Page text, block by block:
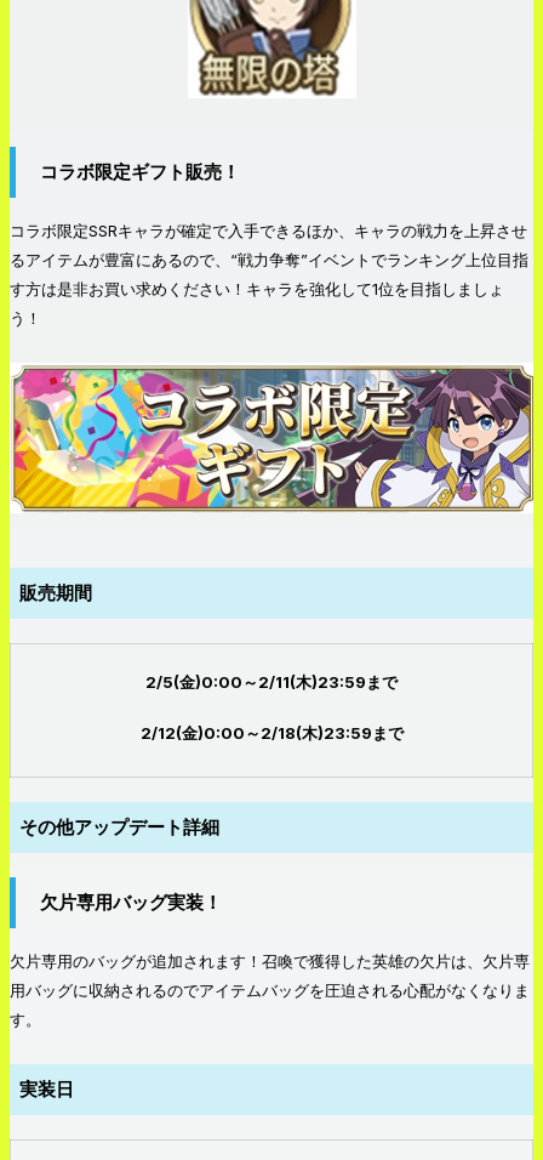
コラボ限定ギフト販売！
コラボ限定SSRキャラが確定で入手できるほか、キャラの戦力を上昇させ
るアイテムが豊富にあるので、“戦力争奪”イベントでランキング上位目指
す方は是非お買い求めください！キャラを強化して1位を目指しましょ
う！
販売期間
2/5(金)0:00～2/11(木)23:59まで
2/12(金)0:00～2/18(木)23:59まで
その他アップデート詳細
欠片専用バッグ実装！
欠片専用のバッグが追加されます！召喚で獲得した英雄の欠片は、欠片専
用バッグに収納されるのでアイテムバッグを圧迫される心配がなくなりま
す。
実装日